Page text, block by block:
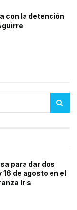
con la detención
para dar dos
de agosto en el
Iris